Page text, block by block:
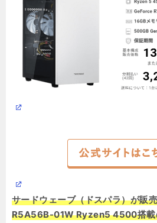
サードウェーブ（ドスパラ）が販
R5A56B-01W Ryzen5 4500搭載